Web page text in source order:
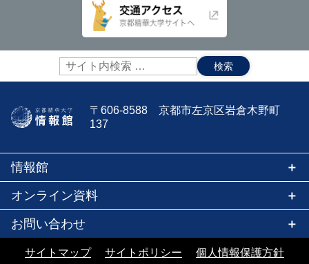
サ
イ
ト
検
索:
〒606-8588 京都市左京区岩倉木野町
137
情報館
オンライン資料
お問い合わせ
サイトマップ サイトポリシー 個人情報保護方針